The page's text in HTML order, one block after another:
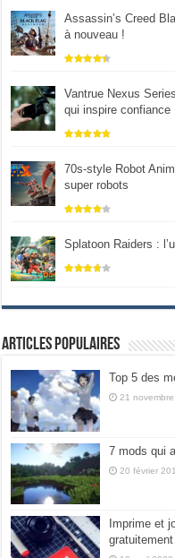
Assassin’s Creed
à nouveau !
Vantrue Nexus
qui inspire confiance
70s-style Robot
super robots
Splatoon Raiders :
Articles populaires
Top 5 des
21
7 mods qui
20 février
Imprime et
gratuitement